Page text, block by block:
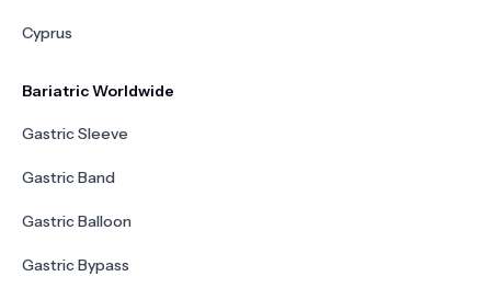
Cyprus
Bariatric Worldwide
Gastric Sleeve
Gastric Band
Gastric Balloon
Gastric Bypass